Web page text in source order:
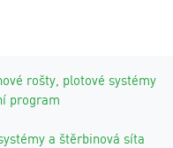
rošty, plotové systémy
program
a štěrbinová síta